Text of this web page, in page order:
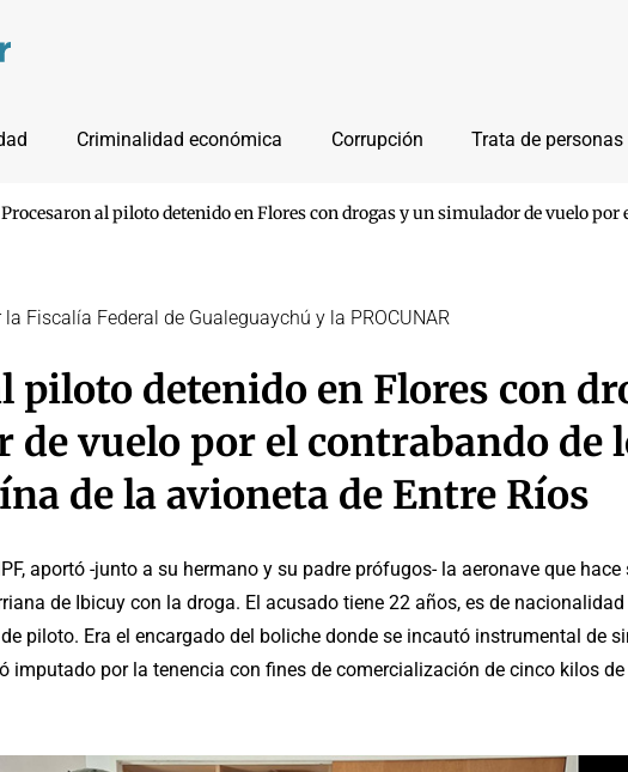
Criminalidad económica Corrupción Trata de personas
Procesaron al piloto detenido en Flores con drogas y un simulador de vuelo
Fiscalía Federal de Gualeguaychú y la PROCUNAR
piloto detenido en Flores con
vuelo por el contrabando de
de la avioneta de Entre Ríos
aportó -junto a su hermano y su padre prófugos- la aeronave que hace
de Ibicuy con la droga. El acusado tiene 22 años, es de
piloto. Era el encargado del boliche donde se incautó instrumental de
imputado por la tenencia con fines de comercialización de cinco kilos